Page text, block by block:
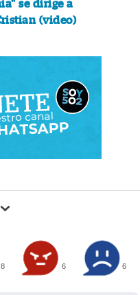
se dirige a
(video)
8 6 6